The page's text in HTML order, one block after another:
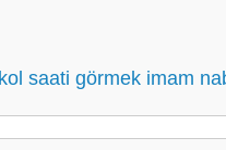
saati görmek imam